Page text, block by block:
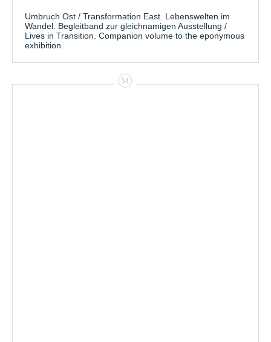
Umbruch Ost / Transformation East. Lebenswelten im
Wandel. Begleitband zur gleichnamigen Ausstellung /
Lives in Transition. Companion volume to the eponymous
exhibition